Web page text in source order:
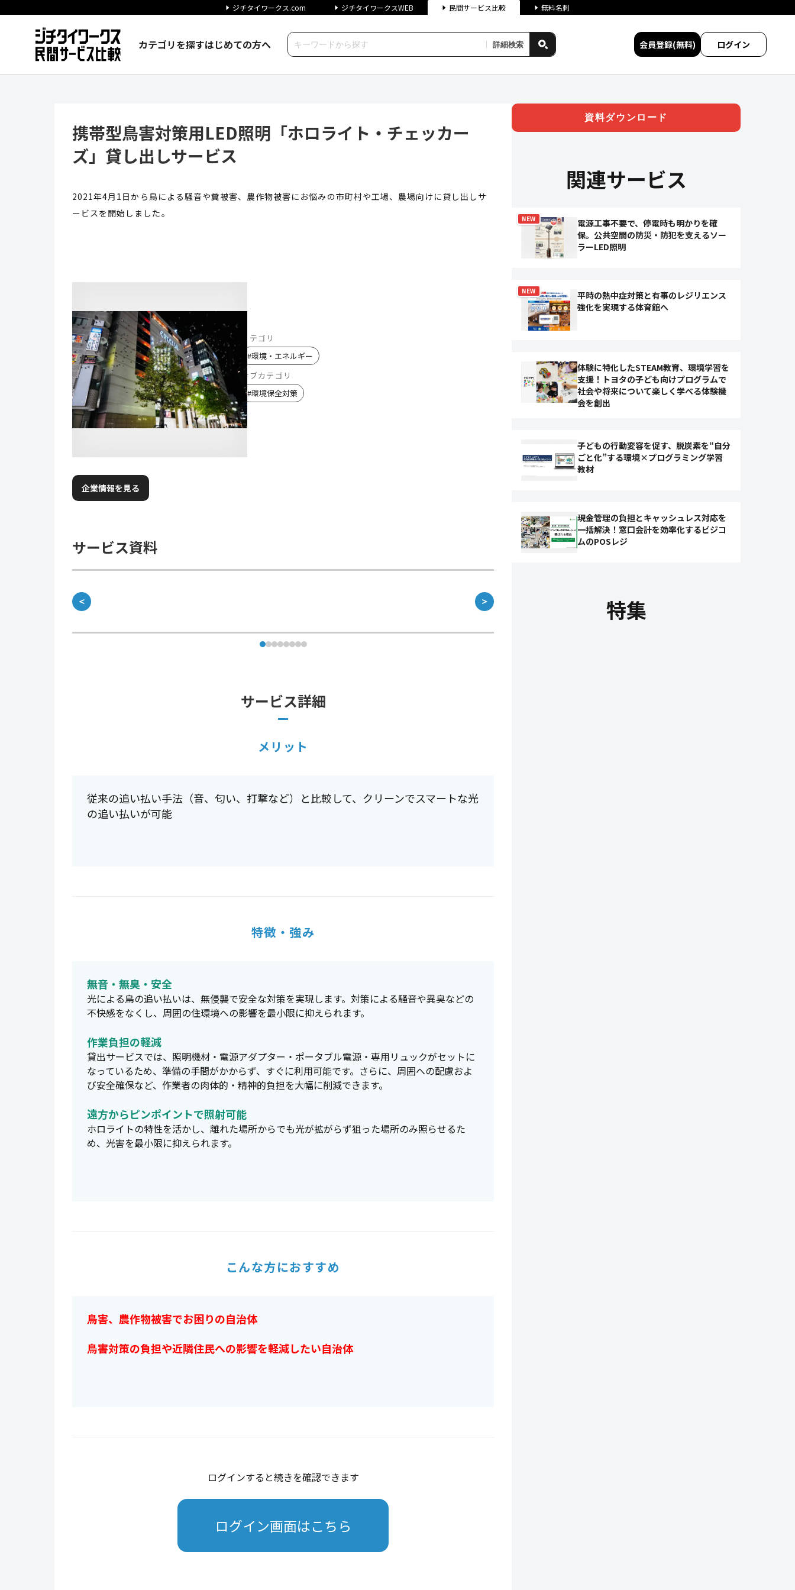
ジチタイワークス.com ジチタイワークスWEB 民間サービス比較 無料名刺
カテゴリを探すはじめての方へ 詳細検索 会員登録(無料) ログイン
携帯型鳥害対策用LED照明「ホロライト・チェッカー
ズ」貸し出しサービス
2021年4月1日から鳥による騒音や糞被害、農作物被害にお悩みの市町村や工場、農場向けに貸し出しサ
ービスを開始しました。
カテゴリ
#環境・エネルギー
サブカテゴリ
#環境保全対策
企業情報を見る
サービス資料
＜ ＞
サービス詳細
メリット
従来の追い払い手法（音、匂い、打撃など）と比較して、クリーンでスマートな光
の追い払いが可能
特徴・強み
無音・無臭・安全
光による鳥の追い払いは、無侵襲で安全な対策を実現します。対策による騒音や異臭などの
不快感をなくし、周囲の住環境への影響を最小限に抑えられます。
作業負担の軽減
貸出サービスでは、照明機材・電源アダプター・ポータブル電源・専用リュックがセットに
なっているため、準備の手間がかからず、すぐに利用可能です。さらに、周囲への配慮およ
び安全確保など、作業者の肉体的・精神的負担を大幅に削減できます。
遠方からピンポイントで照射可能
ホロライトの特性を活かし、離れた場所からでも光が拡がらず狙った場所のみ照らせるた
め、光害を最小限に抑えられます。
こんな方におすすめ
鳥害、農作物被害でお困りの自治体
鳥害対策の負担や近隣住民への影響を軽減したい自治体
ログインすると続きを確認できます
ログイン画面はこちら
資料ダウンロード
関連サービス
NEW
電源工事不要で、停電時も明かりを確
保。公共空間の防災・防犯を支えるソー
ラーLED照明
NEW
平時の熱中症対策と有事のレジリエンス
強化を実現する体育館へ
体験に特化したSTEAM教育、環境学習を
支援！トヨタの子ども向けプログラムで
社会や将来について楽しく学べる体験機
会を創出
子どもの行動変容を促す、脱炭素を“自分
ごと化”する環境×プログラミング学習
教材
現金管理の負担とキャッシュレス対応を
一括解決！窓口会計を効率化するビジコ
ムのPOSレジ
特集